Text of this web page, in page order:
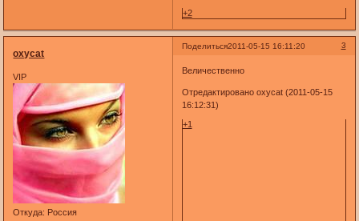
+2
Поделиться 3
2011-05-15 16:11:20
oxycat
VIP
Откуда: Россия
Величественно
Отредактировано oxycat (2011-05-15
16:12:31)
+1